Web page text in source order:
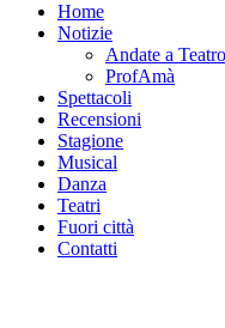
Home
Notizie
Andate a Teatro
ProfAmà
Spettacoli
Recensioni
Stagione
Musical
Danza
Teatri
Fuori città
Contatti